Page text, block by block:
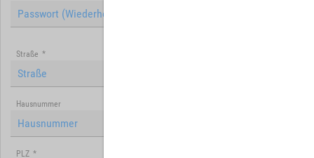
Straße *
Hausnummer
PLZ *